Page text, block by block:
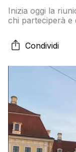
Inizia oggi la
chi parteciperà e
rigenerazione
Condividi